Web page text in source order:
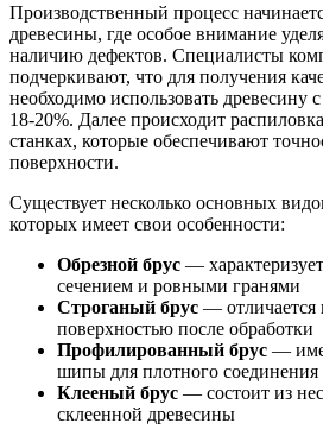
Производственный процесс
древесины, где особое внимание
наличию дефектов. Специалисты
подчеркивают, что для получения
необходимо использовать древесину
18-20%. Далее происходит
станках, которые обеспечивают
поверхности.
Существует несколько основных
которых имеет свои особенности:
Обрезной брус —
сечением и ровными гранями
Строганый брус — отличается
поверхностью после обработки
Профилированный брус —
шипы для плотного соединения
Клееный брус — состоит из
склеенной древесины